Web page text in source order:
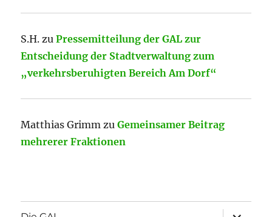
S.H. zuPressemitteilung der GAL zur
Entscheidung der Stadtverwaltung zum
„verkehrsberuhigten Bereich Am Dorf“
Matthias Grimm zuGemeinsamer Beitrag
mehrerer Fraktionen